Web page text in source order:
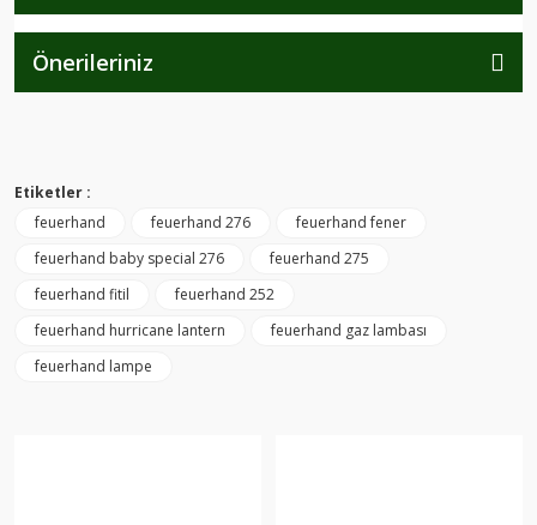
Önerileriniz
Etiketler :
feuerhand
feuerhand 276
feuerhand fener
feuerhand baby special 276
feuerhand 275
feuerhand fitil
feuerhand 252
feuerhand hurricane lantern
feuerhand gaz lambası
feuerhand lampe